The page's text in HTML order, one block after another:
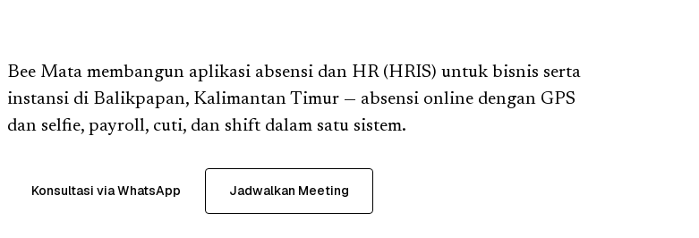
Bee Mata membangun aplikasi absensi dan HR (HRIS) untuk bisnis serta
instansi di Balikpapan, Kalimantan Timur — absensi online dengan GPS
dan selfie, payroll, cuti, dan shift dalam satu sistem.
Konsultasi via WhatsApp Jadwalkan Meeting